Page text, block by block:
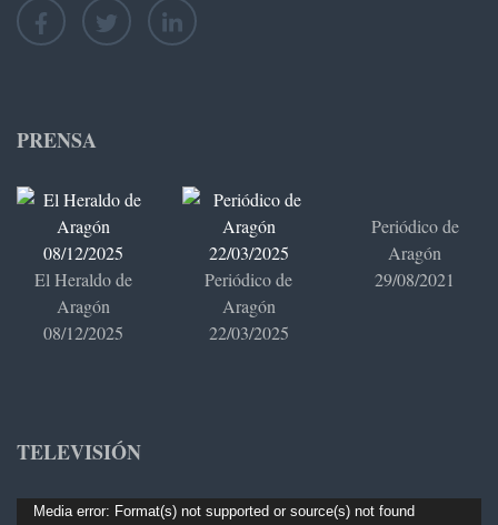
PRENSA
El Heraldo de
Aragón
08/12/2025
Periódico de
Aragón
22/03/2025
Periódico de
Aragón
29/08/2021
TELEVISIÓN
Reproductor
Media error: Format(s) not supported or source(s) not found